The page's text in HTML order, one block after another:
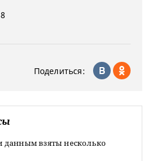
Поделиться:
взяты несколько